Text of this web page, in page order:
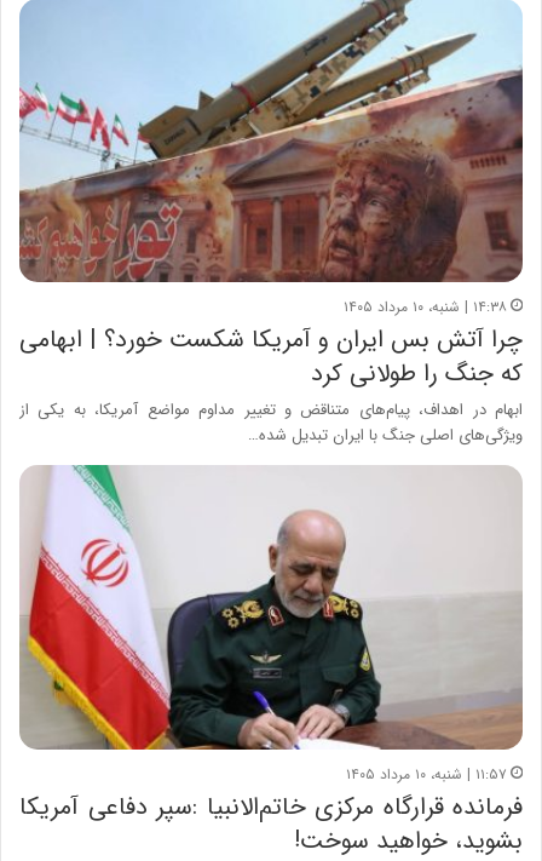
۱۴:۳۸ | شنبه، ۱۰ مرداد ۱۴۰۵
چرا آتش بس ایران و آمریکا شکست خورد؟ | ابهامی
که جنگ را طولانی کرد
ابهام در اهداف، پیام‌های متناقض و تغییر مداوم مواضع آمریکا، به یکی از
ویژگی‌های اصلی جنگ با ایران تبدیل شده…
۱۱:۵۷ | شنبه، ۱۰ مرداد ۱۴۰۵
فرمانده قرارگاه مرکزی خاتم‌الانبیا :سپر دفاعی آمریکا
بشوید، خواهید سوخت!